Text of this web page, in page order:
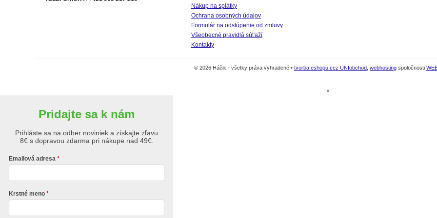
Nákup na splátky
Ochrana osobných údajov
Formulár na odstúpenie od zmluvy
Všeobecné pravidlá súťaží
Kontakty
© 2026 Háčik - všetky práva vyhradené • tvorba eshopu cez UNIobchod webhosting spoločnosti
×
Pridajte sa k nám
Prihláste sa na odber noviniek a získajte zľavu
8€ s dopravou zdarma pri nákupe nad 49€.
Emailová adresa
Krstné meno